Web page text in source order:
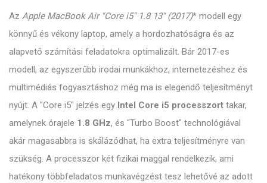
Az Apple MacBook Air "Core i5" 1.8 13" (2017)* modell egy
könnyű és vékony laptop, amely a hordozhatóságra és az
alapvető számítási feladatokra optimalizált. Bár 2017-es
modell, az egyszerűbb irodai munkákhoz, internetezéshez és
multimédiás fogyasztáshoz még ma is elegendő teljesítményt
nyújt. A "Core i5" jelzés egy Intel Core i5 processzort takar,
amelynek órajele 1.8 GHz, és "Turbo Boost" technológiával
akár magasabbra is skálázódhat, ha extra teljesítményre van
szükség. A processzor két fizikai maggal rendelkezik, ami
hatékony többfeladatos munkavégzést tesz lehetővé az adott